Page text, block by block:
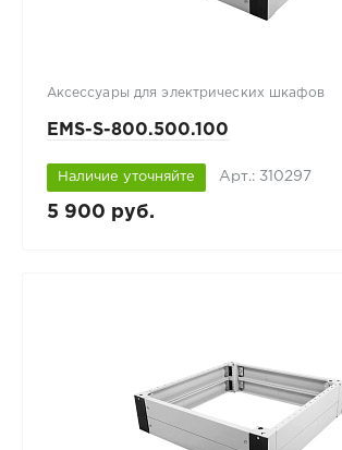
Аксессуары для электрических шкафов
EMS-S-800.500.100
Наличие уточняйте Арт.: 310297
5 900 руб.